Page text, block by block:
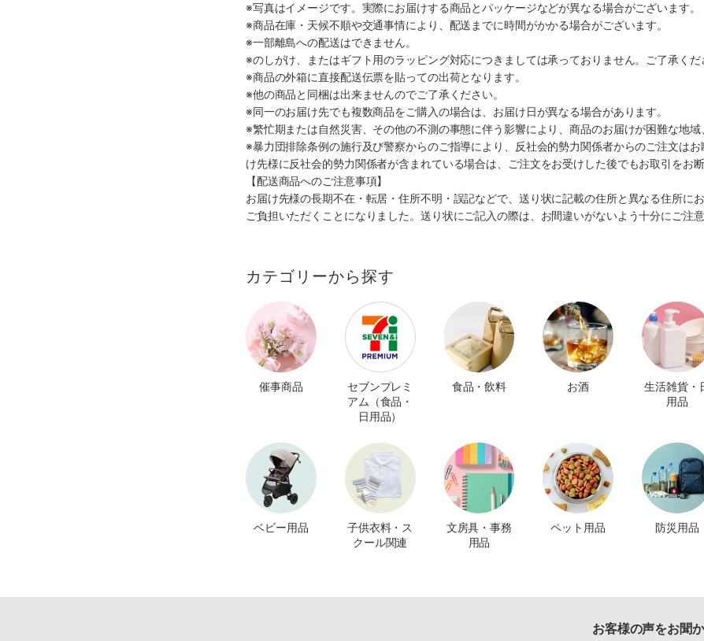
※写真はイメージです。実際にお届けする商品とパッケージなどが異なる場合がございます。
※商品在庫・天候不順や交通事情により、配送までに時間がかかる場合がございます。
※一部離島への配送はできません。
※のしがけ、またはギフト用のラッピング対応につきましては承っておりません。ご了承くだ
※商品の外箱に直接配送伝票を貼っての出荷となります。
※他の商品と同梱は出来ませんのでご了承ください。
※同一のお届け先でも複数商品をご購入の場合は、お届け日が異なる場合があります。
※繁忙期または自然災害、その他の不測の事態に伴う影響により、商品のお届けが困難な地
※暴力団排除条例の施行及び警察からのご指導により、反社会的勢力関係者からのご注文は
け先様に反社会的勢力関係者が含まれている場合は、ご注文をお受けした後でもお取引をお
【配送商品へのご注意事項】
お届け先様の長期不在・転居・住所不明・誤記などで、送り状に記載の住所と異なる住所に
ご負担いただくことになりました。送り状にご記入の際は、お間違いがないよう十分にご注意
カテゴリーから探す
催事商品
セブンプレミ
アム（食品・
日用品）
食品・飲料 お酒
生活雑貨・
用品
ベビー用品
子供衣料・ス
クール関連
文房具・事務
用品
ペット用品 防災用品
お客様の声をお聞